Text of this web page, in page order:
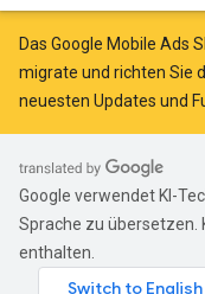
Das Google Mobile Ads
migrate und richten Sie
neuesten Updates und
Google verwendet KI-
Sprache zu übersetzen.
enthalten.